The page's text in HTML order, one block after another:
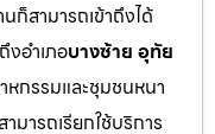
ก็สามารถเข้าถึงได้
อำเภอบางซ้าย อุทัย
กรรมและชุมชนหนา
ามารถเรียกใช้บริการ